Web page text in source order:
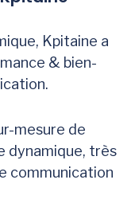
Kpitaine a
& bien-
mesure de
dynamique, très
communication